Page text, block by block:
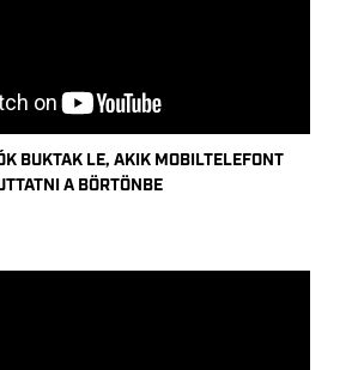
BUKTAK LE, AKIK MOBILTELEFONT
A BÖRTÖNBE